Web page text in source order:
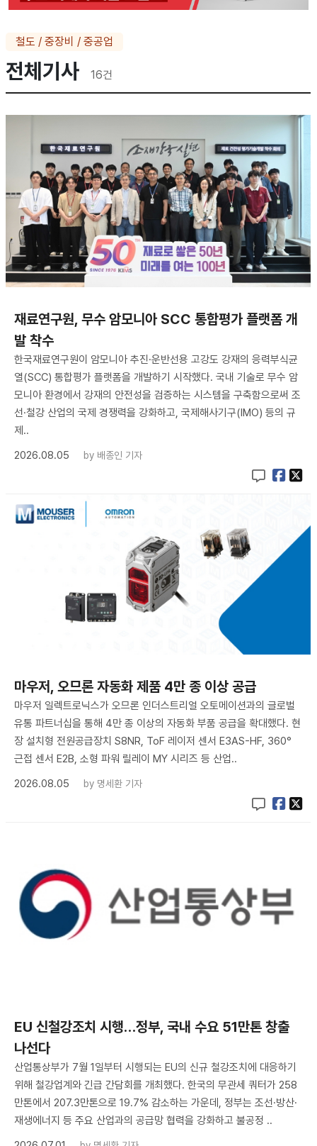
철도 / 중장비 / 중공업
전체기사 16건
재료연구원, 무수 암모니아 SCC 통합평가 플랫폼 개
발 착수
한국재료연구원이 암모니아 추진·운반선용 고강도 강재의 응력부식균
열(SCC) 통합평가 플랫폼을 개발하기 시작했다. 국내 기술로 무수 암
모니아 환경에서 강재의 안전성을 검증하는 시스템을 구축함으로써 조
선·철강 산업의 국제 경쟁력을 강화하고, 국제해사기구(IMO) 등의 규
제..
2026.08.05
by 배종인 기자
마우저, 오므론 자동화 제품 4만 종 이상 공급
마우저 일렉트로닉스가 오므론 인더스트리얼 오토메이션과의 글로벌
유통 파트너십을 통해 4만 종 이상의 자동화 부품 공급을 확대했다. 현
장 설치형 전원공급장치 S8NR, ToF 레이저 센서 E3AS-HF, 360°
근접 센서 E2B, 소형 파워 릴레이 MY 시리즈 등 산업..
2026.08.05
by 명세환 기자
EU 신철강조치 시행…정부, 국내 수요 51만톤 창출
나선다
산업통상부가 7월 1일부터 시행되는 EU의 신규 철강조치에 대응하기
위해 철강업계와 긴급 간담회를 개최했다. 한국의 무관세 쿼터가 258
만톤에서 207.3만톤으로 19.7% 감소하는 가운데, 정부는 조선·방산·
재생에너지 등 주요 산업과의 공급망 협력을 강화하고 불공정 ..